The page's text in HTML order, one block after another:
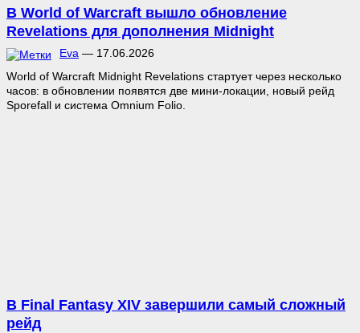
В World of Warcraft вышло обновление
Revelations для дополнения Midnight
Eva — 17.06.2026
World of Warcraft Midnight Revelations стартует через несколько
часов: в обновлении появятся две мини-локации, новый рейд
Sporefall и система Omnium Folio.
В Final Fantasy XIV завершили самый сложный
рейд